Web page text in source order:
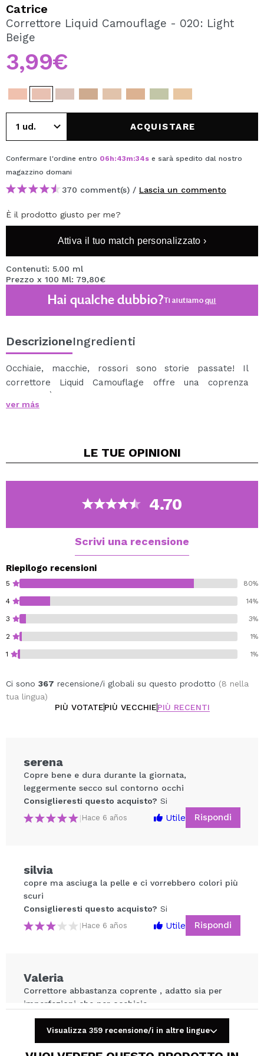
Creando un account su Maquibeauty.it potrai fare i tuoi
acquisti velocemente, controllare lo stato dei tuoi ordini e
CREARE UN ACCOUNT
Catrice
Correttore Liquid Camouflage - 020: Light
Beige
3,99€
ACQUISTARE
Confermare l'ordine entro 06h:43m:34s e sarà spedito dal nostro
magazzino domani
370 comment(s) / Lascia un commento
È il prodotto giusto per me?
Attiva il tuo match personalizzato ›
Contenuti: 5.00 ml
Prezzo x 100 Ml: 79,80€
Hai qualche dubbio?Ti aiutiamoqui
DescrizioneIngredienti
Occhiaie, macchie, rossori sono storie passate! Il
correttore Liquid Camouflage offre una coprenza
ottimale. È altamente pigmentato, resistente all'acqua
e a lunga durata. Facile da utilizzare con il suo pratico
ver más
LE TUE OPINIONI
4.70
Scrivi una recensione
Riepilogo recensioni
5 80%
4 14%
3 3%
2 1%
1 1%
Ci sono 367 recensione/i globali su questo prodotto (8 nella
tua lingua)
PIÙ VOTATEPIÙ VECCHIEPIÙ RECENTI
Il tuo video potrebbe essere il primo. Immaginalo...
Consiglieresti questo acquisto? Si No
serena
Copre bene e dura durante la giornata,
leggermente secco sul contorno occhi
Consiglieresti questo acquisto? Si
| Hace 6 años Utile Rispondi
silvia
copre ma asciuga la pelle e ci vorrebbero colori più
scuri
Consiglieresti questo acquisto? Si
| Hace 6 años Utile Rispondi
Valeria
Correttore abbastanza coprente , adatto sia per
imperfezioni che per occhiaie.
Consiglieresti questo acquisto?Si
|Hace 6 años Utile Rispondi
Visualizza 359 recensione/i in altre lingue